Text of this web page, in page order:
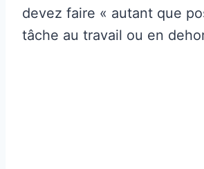
devez faire « autant que
tâche au travail ou en